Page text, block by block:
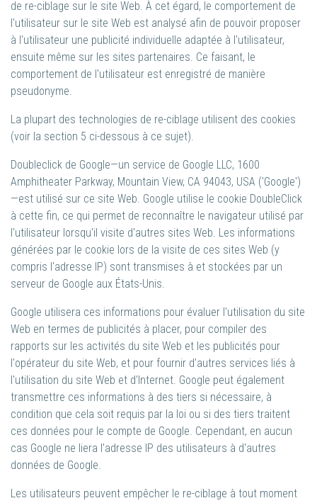
de re-ciblage sur le site Web. À cet égard, le comportement de
l'utilisateur sur le site Web est analysé afin de pouvoir proposer
à l'utilisateur une publicité individuelle adaptée à l'utilisateur,
ensuite même sur les sites partenaires. Ce faisant, le
comportement de l'utilisateur est enregistré de manière
pseudonyme.
La plupart des technologies de re-ciblage utilisent des cookies
(voir la section 5 ci-dessous à ce sujet).
Doubleclick de Google—un service de Google LLC, 1600
Amphitheater Parkway, Mountain View, CA 94043, USA ('Google')
—est utilisé sur ce site Web. Google utilise le cookie DoubleClick
à cette fin, ce qui permet de reconnaître le navigateur utilisé par
l'utilisateur lorsqu'il visite d'autres sites Web. Les informations
générées par le cookie lors de la visite de ces sites Web (y
compris l'adresse IP) sont transmises à et stockées par un
serveur de Google aux États-Unis.
Google utilisera ces informations pour évaluer l'utilisation du site
Web en termes de publicités à placer, pour compiler des
rapports sur les activités du site Web et les publicités pour
l'opérateur du site Web, et pour fournir d'autres services liés à
l'utilisation du site Web et d'Internet. Google peut également
transmettre ces informations à des tiers si nécessaire, à
condition que cela soit requis par la loi ou si des tiers traitent
ces données pour le compte de Google. Cependant, en aucun
cas Google ne liera l'adresse IP des utilisateurs à d'autres
données de Google.
Les utilisateurs peuvent empêcher le re-ciblage à tout moment